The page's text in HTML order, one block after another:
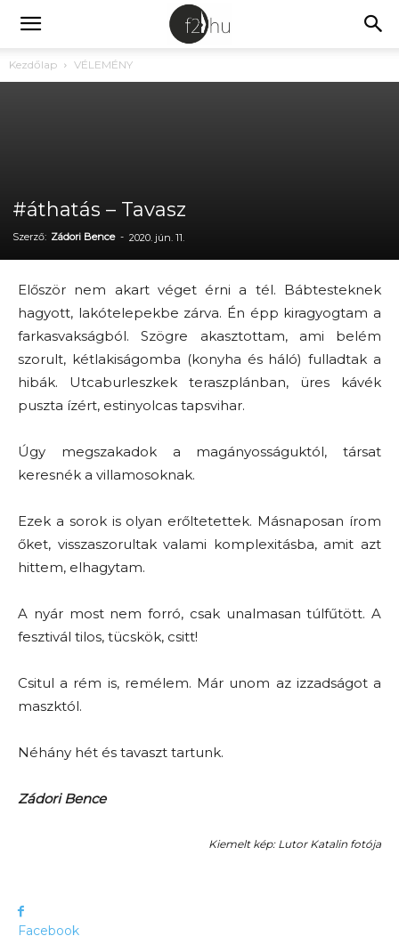
Kezdőlap VÉLEMÉNY
#áthatás – Tavasz
Szerző: Zádori Bence - 2020. jún. 11.
Először nem akart véget érni a tél. Bábtesteknek
hagyott, lakótelepekbe zárva. Én épp kiragyogtam a
farkasvakságból. Szögre akasztottam, ami belém
szorult, kétlakiságomba (konyha és háló) fulladtak a
hibák. Utcaburleszkek teraszplánban, üres kávék
puszta ízért, estinyolcas tapsvihar.
Úgy megszakadok a magányosságuktól, társat
keresnék a villamosoknak.
Ezek a sorok is olyan erőltetettek. Másnaposan írom
őket, visszaszorultak valami komplexitásba, amit azt
hittem, elhagytam.
A nyár most nem forró, csak unalmasan túlfűtött. A
fesztivál tilos, tücskök, csitt!
Csitul a rém is, remélem. Már unom az izzadságot a
maszktól.
Néhány hét és tavaszt tartunk.
Zádori Bence
Kiemelt kép: Lutor Katalin fotója
Facebook